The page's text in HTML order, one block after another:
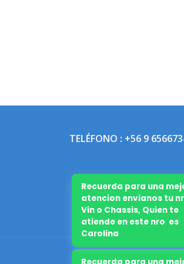
TELÉFONO : +56 9
Recuerda para una
atencion envianos tu
Vin o Chassis, Quien te
atiende en este nro es
Carolina